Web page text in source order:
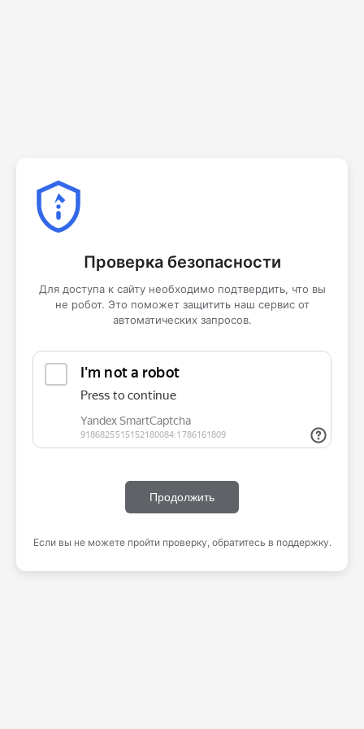
Проверка безопасности
Для доступа к сайту необходимо подтвердить, что вы
не робот. Это поможет защитить наш сервис от
автоматических запросов.
Продолжить
Если вы не можете пройти проверку, обратитесь в поддержку.